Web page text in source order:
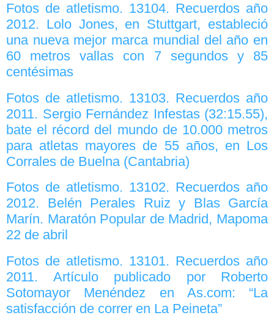
Fotos de atletismo. 13104. Recuerdos año
2012. Lolo Jones, en Stuttgart, estableció
una nueva mejor marca mundial del año en
60 metros vallas con 7 segundos y 85
centésimas
Fotos de atletismo. 13103. Recuerdos año
2011. Sergio Fernández Infestas (32:15.55),
bate el récord del mundo de 10.000 metros
para atletas mayores de 55 años, en Los
Corrales de Buelna (Cantabria)
Fotos de atletismo. 13102. Recuerdos año
2012. Belén Perales Ruiz y Blas García
Marín. Maratón Popular de Madrid, Mapoma
22 de abril
Fotos de atletismo. 13101. Recuerdos año
2011. Artículo publicado por Roberto
Sotomayor Menéndez en As.com: “La
satisfacción de correr en La Peineta”